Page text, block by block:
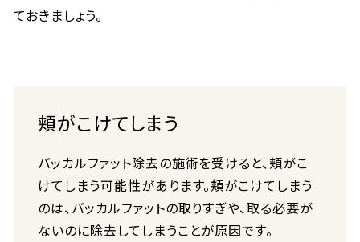
ておきましょう。
頬がこけてしまう
バッカルファット除去の施術を受けると、頬がこ
けてしまう可能性があります。頬がこけてしまう
のは、バッカルファットの取りすぎや、取る必要が
ないのに除去してしまうことが原因です。